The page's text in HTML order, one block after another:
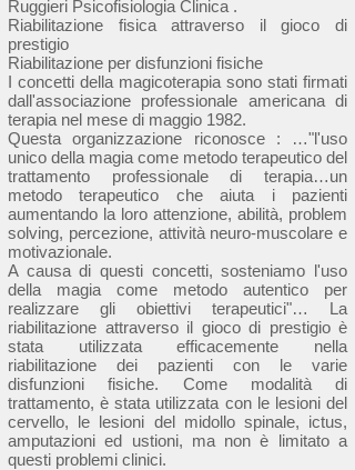
Ruggieri Psicofisiologia Clinica .
Riabilitazione fisica attraverso il gioco di
prestigio
Riabilitazione per disfunzioni fisiche
I concetti della magicoterapia sono stati firmati
dall'associazione professionale americana di
terapia nel mese di maggio 1982.
Questa organizzazione riconosce : …"l'uso
unico della magia come metodo terapeutico del
trattamento professionale di terapia…un
metodo terapeutico che aiuta i pazienti
aumentando la loro attenzione, abilità, problem
solving, percezione, attività neuro-muscolare e
motivazionale.
A causa di questi concetti, sosteniamo l'uso
della magia come metodo autentico per
realizzare gli obiettivi terapeutici"… La
riabilitazione attraverso il gioco di prestigio è
stata utilizzata efficacemente nella
riabilitazione dei pazienti con le varie
disfunzioni fisiche. Come modalità di
trattamento, è stata utilizzata con le lesioni del
cervello, le lesioni del midollo spinale, ictus,
amputazioni ed ustioni, ma non è limitato a
questi problemi clinici.